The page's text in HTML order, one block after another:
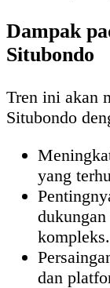
Dampak
Situbondo
Tren ini akan
Situbondo
yang
kompleks.
dan